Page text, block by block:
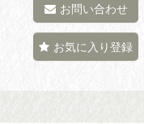
お問い合わせ
お気に入り登録